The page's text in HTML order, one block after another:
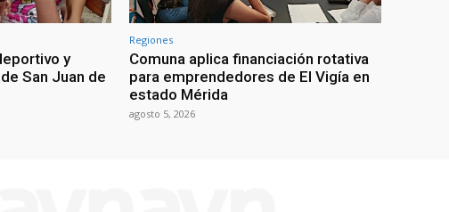
y
San Juan de
Regiones
Comuna aplica financiación rotativa
para emprendedores de El Vigía en
estado Mérida
agosto 5, 2026